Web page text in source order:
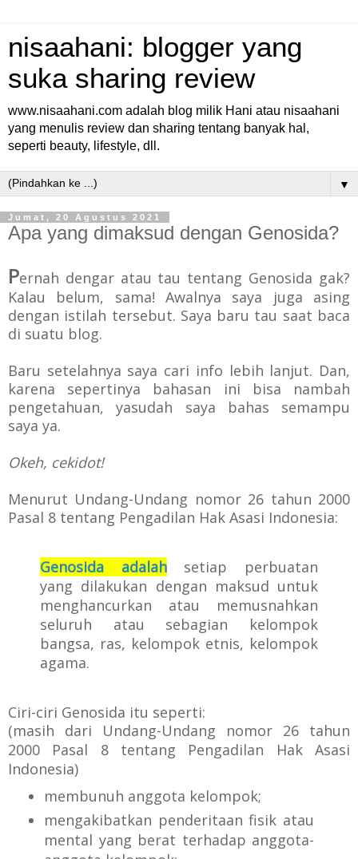
nisaahani: blogger yang
suka sharing review
www.nisaahani.com adalah blog milik Hani atau nisaahani
yang menulis review dan sharing tentang banyak hal,
seperti beauty, lifestyle, dll.
▼
Jumat, 20 Agustus 2021
Apa yang dimaksud dengan Genosida?
Pernah dengar atau tau tentang Genosida gak?
Kalau belum, sama! Awalnya saya juga asing
dengan istilah tersebut. Saya baru tau saat baca
di suatu blog.
Baru setelahnya saya cari info lebih lanjut. Dan,
karena sepertinya bahasan ini bisa nambah
pengetahuan, yasudah saya bahas semampu
saya ya.
Okeh, cekidot!
Menurut Undang-Undang nomor 26 tahun 2000
Pasal 8 tentang Pengadilan Hak Asasi Indonesia:
Genosida adalah
setiap perbuatan
yang dilakukan dengan maksud untuk
menghancurkan atau memusnahkan
seluruh atau sebagian kelompok
bangsa, ras, kelompok etnis, kelompok
agama.
Ciri-ciri Genosida itu seperti:
(masih dari Undang-Undang nomor 26 tahun
2000 Pasal 8 tentang Pengadilan Hak Asasi
Indonesia)
membunuh anggota kelompok;
mengakibatkan penderitaan fisik atau
mental yang berat terhadap anggota-